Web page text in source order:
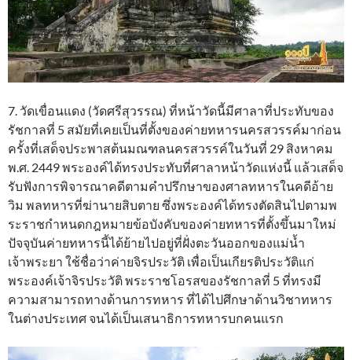
7. วัดเขื่อนแดง (วัดศรีสุวรรณ) ที่หน้าวัดนี้มีศาลาที่ประทับของ
รัชกาลที่ 5 สมัยที่เคยเป็นที่ตั้งของค่ายทหารนครสวรรค์มาก่อน
ครั้งที่เสด็จประพาสต้นมณฑลนครสวรรค์ในวันที่ 29 สิงหาคม
พ.ศ. 2449 พระองค์ได้ทรงประทับที่ศาลาหน้าวัดแห่งนี้ แล้วเสด็จ
รับฟังการพิจารณาคดีตามคำปรึกษาของศาลทหารในคดีอ้าย
วิม พลทหารที่ฆ่านายสิบตาย ซึ่งพระองค์ได้ทรงตัดสินไปตามพ
ระราชกำหนดกฎหมายข้อบังคับของค่ายทหารที่ตั้งขึ้นมาใหม่
ปัจจุบันค่ายทหารนี้ได้ย้ายไปอยู่ที่ฝั่งตะวันออกของแม่น้ำ
เจ้าพระยา ใช้ชื่อว่าค่ายจิรประวัติ เพื่อเป็นเกียรติประวัติแก่
พระองค์เจ้าจิรประวัติ พระราชโอรสของรัชกาลที่ 5 ที่ทรงมี
ความสามารถทางด้านการทหาร ที่ได้ไปศึกษาด้านวิชาทหาร
ในต่างประเทศ จนได้เป็นเสนาธิการทหารบกคนแรก